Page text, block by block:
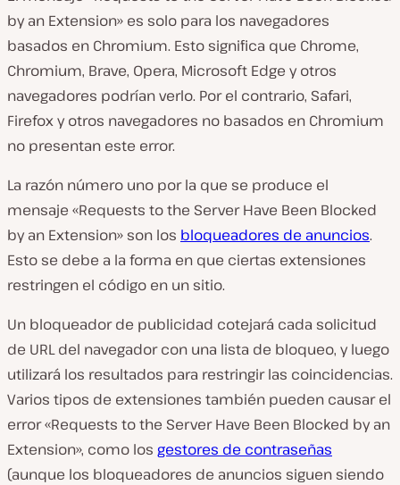
by an Extension» es solo para los navegadores
basados en Chromium. Esto significa que Chrome,
Chromium, Brave, Opera, Microsoft Edge y otros
navegadores podrían verlo. Por el contrario, Safari,
Firefox y otros navegadores no basados en Chromium
no presentan este error.
La razón número uno por la que se produce el
mensaje «Requests to the Server Have Been Blocked
by an Extension» son los bloqueadores de anuncios.
Esto se debe a la forma en que ciertas extensiones
restringen el código en un sitio.
Un bloqueador de publicidad cotejará cada solicitud
de URL del navegador con una lista de bloqueo, y luego
utilizará los resultados para restringir las coincidencias.
Varios tipos de extensiones también pueden causar el
error «Requests to the Server Have Been Blocked by an
Extension», como los gestores de contraseñas
(aunque los bloqueadores de anuncios siguen siendo